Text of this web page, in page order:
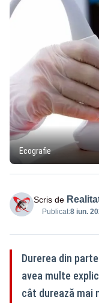
Ecografie
Scris de
Publicat:8 iun.
Durerea din
avea multe
cât durează mai